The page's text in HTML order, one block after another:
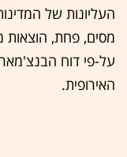
העליונות של
על-פי דוח
האירופית.